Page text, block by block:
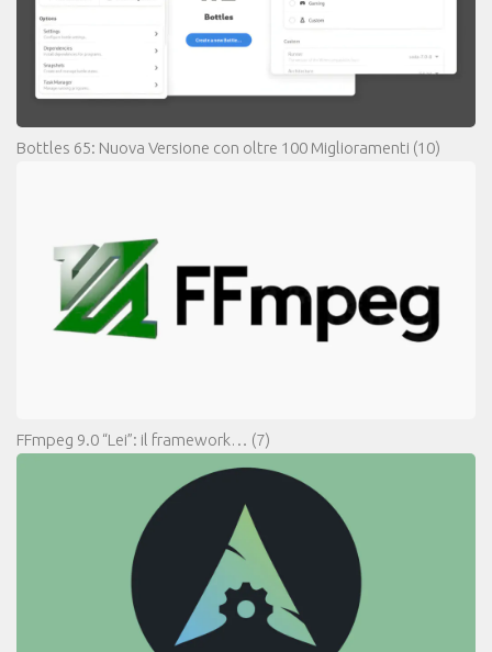
Bottles 65: Nuova Versione con oltre 100 Miglioramenti (10)
FFmpeg 9.0 “Lei”: il framework… (7)